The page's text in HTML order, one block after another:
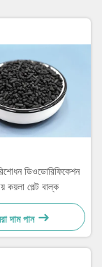
ডিওডোরিফিকেশন
কয়লা পেল্ট বাল্ক
দাম পান